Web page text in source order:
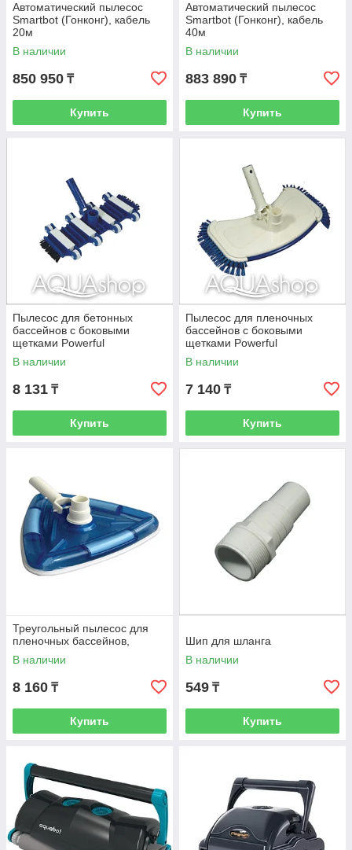
Автоматический пылесос
Smartbot (Гонконг), кабель
20м
В наличии
850 950 ₸
Купить
Автоматический пылесос
Smartbot (Гонконг), кабель
40м
В наличии
883 890 ₸
Купить
Пылесос для бетонных
бассейнов с боковыми
щетками Powerful
В наличии
8 131 ₸
Купить
Пылесос для пленочных
бассейнов с боковыми
щетками Powerful
В наличии
7 140 ₸
Купить
Треугольный пылесос для
пленочных бассейнов,
В наличии
8 160 ₸
Купить
Шип для шланга
В наличии
549 ₸
Купить